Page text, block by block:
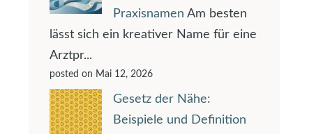
Praxisnamen Am besten
lässt sich ein kreativer Name für eine
Arztpr...
posted on Mai 12, 2026
Gesetz der Nähe:
Beispiele und Definition